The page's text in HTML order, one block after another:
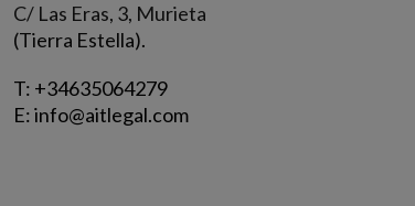
C/ Las Eras, 3, Murieta
(Tierra Estella).
T: +34635064279
E:info@aitlegal.com